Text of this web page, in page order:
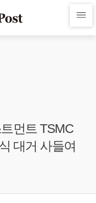
먼트 TSMC
대거 사들여